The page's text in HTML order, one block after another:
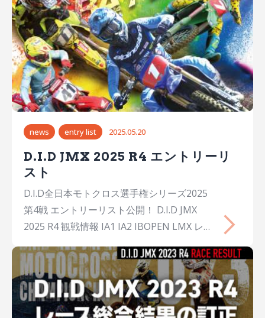
出身年齢チームメーカーマシン 1JAY
WILSONJay WILSONAUS31YAMAHA
FACTORY RACING TEAMYamahaYZ450FM
2横山 遥希Haruki YOKOYAMA埼玉26Honda
Dream Racing LGHondaCRF450R 4大倉 由
揮Yuki OKURA大阪26Honda Dream Racing
BellsHondaCRF450R 5能塚 智寛Chihiro
NOTSUKA福岡28Team…
news entry list 2025.05.20
D.I.D JMX 2025 R4 エントリーリ
スト
D.I.D全日本モトクロス選手権シリーズ2025
第4戦 エントリーリスト公開！ D.I.D JMX
2025 R4 観戦情報 IA1 IA2 IBOPEN LMX レデ
氏名Name出身年齢チームメーカーマシン
1JAY WILSONJay WILSONAUS30YAMAHA
FACTORY RACING TEAMYamahaYZ450FM
2横山 遥希Haruki YOKOYAMA埼玉26Honda